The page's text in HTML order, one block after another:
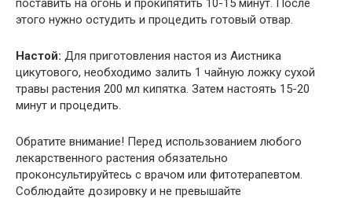
поставить на огонь и прокипятить 10-15 минут. После
этого нужно остудить и процедить готовый отвар.
Настой: Для приготовления настоя из Аистника
цикутового, необходимо залить 1 чайную ложку сухой
травы растения 200 мл кипятка. Затем настоять 15-20
минут и процедить.
Обратите внимание! Перед использованием любого
лекарственного растения обязательно
проконсультируйтесь с врачом или фитотерапевтом.
Соблюдайте дозировку и не превышайте